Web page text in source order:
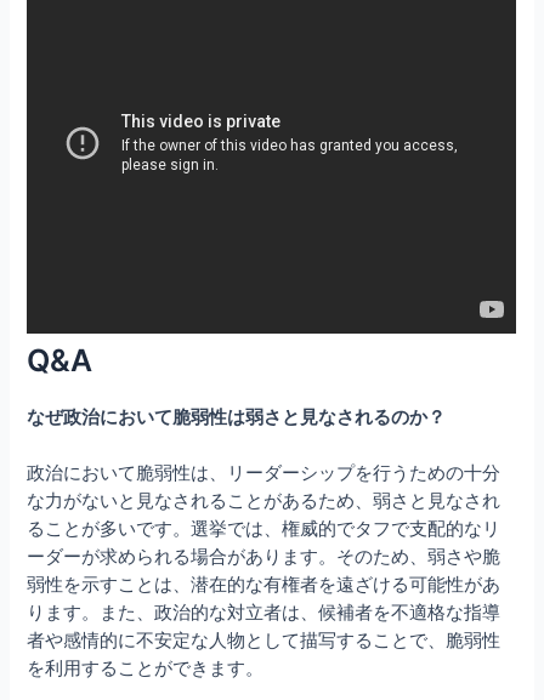
Q&A
なぜ政治において脆弱性は弱さと見なされるのか？
政治において脆弱性は、リーダーシップを行うための十分
な力がないと見なされることがあるため、弱さと見なされ
ることが多いです。選挙では、権威的でタフで支配的なリ
ーダーが求められる場合があります。そのため、弱さや脆
弱性を示すことは、潜在的な有権者を遠ざける可能性があ
ります。また、政治的な対立者は、候補者を不適格な指導
者や感情的に不安定な人物として描写することで、脆弱性
を利用することができます。